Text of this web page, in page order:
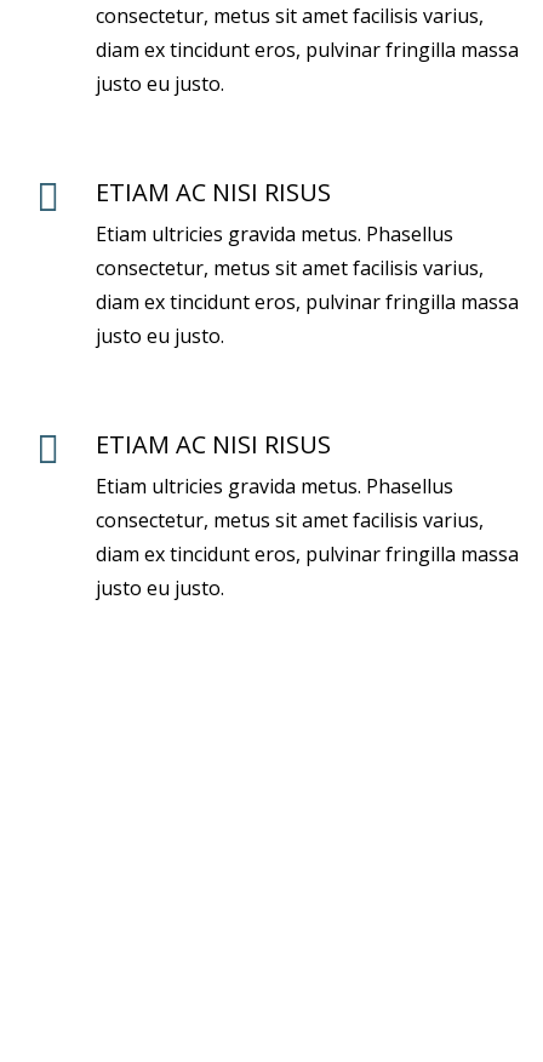
consectetur, metus sit amet facilisis varius,
diam ex tincidunt eros, pulvinar fringilla massa
justo eu justo.
ETIAM AC NISI RISUS
Etiam ultricies gravida metus. Phasellus
consectetur, metus sit amet facilisis varius,
diam ex tincidunt eros, pulvinar fringilla massa
justo eu justo.
ETIAM AC NISI RISUS
Etiam ultricies gravida metus. Phasellus
consectetur, metus sit amet facilisis varius,
diam ex tincidunt eros, pulvinar fringilla massa
justo eu justo.